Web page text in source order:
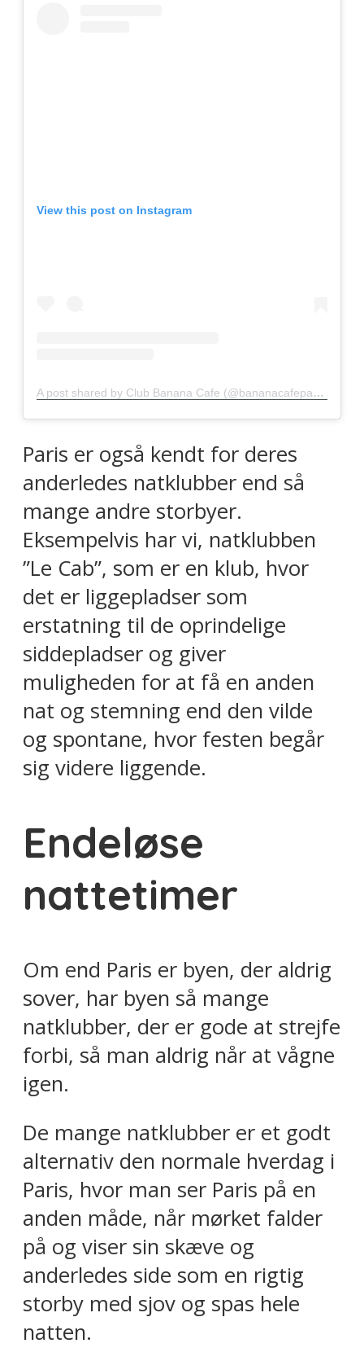
View this post on Instagram
A post shared by Club Banana Cafe (@bananacafeparis)
Paris er også kendt for deres
anderledes natklubber end så
mange andre storbyer.
Eksempelvis har vi, natklubben
”Le Cab”, som er en klub, hvor
det er liggepladser som
erstatning til de oprindelige
siddepladser og giver
muligheden for at få en anden
nat og stemning end den vilde
og spontane, hvor festen begår
sig videre liggende.
Endeløse
nattetimer
Om end Paris er byen, der aldrig
sover, har byen så mange
natklubber, der er gode at strejfe
forbi, så man aldrig når at vågne
igen.
De mange natklubber er et godt
alternativ den normale hverdag i
Paris, hvor man ser Paris på en
anden måde, når mørket falder
på og viser sin skæve og
anderledes side som en rigtig
storby med sjov og spas hele
natten.